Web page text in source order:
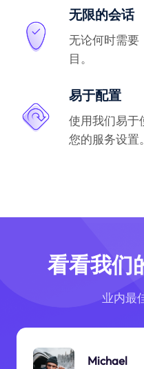
无限的会话
无论何时需要
目。
易于配置
使用我们易于
您的服务设置。
看看我们
业内最
Michael